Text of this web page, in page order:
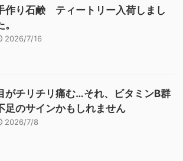
作り石鹸 ティートリー入荷しまし
。
2026/7/16
がチリチリ痛む…それ、ビタミンB群
足のサインかもしれません
2026/7/8